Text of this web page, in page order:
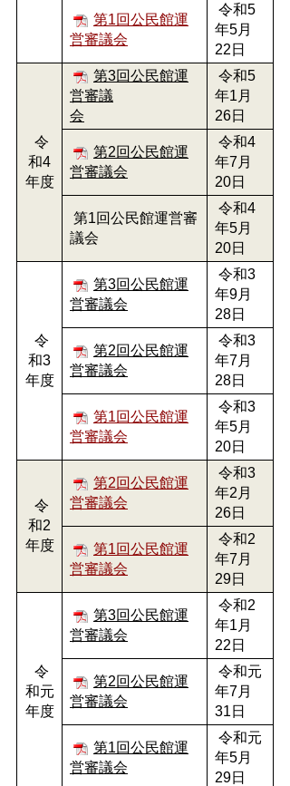
第1回公民館運
営審議会
令和5
年5月
22日
令
和4
年度
第3回公民館運
営審議
会
令和5
年1月
26日
第2回公民館運
営審議会
令和4
年7月
20日
第1回公民館運営審
議会
令和4
年5月
20日
令
和3
年度
第3回公民館運
営審議会
令和3
年9月
28日
第2回公民館運
営審議会
令和3
年7月
28日
第1回公民館運
営審議会
令和3
年5月
20日
令
和2
年度
第2回公民館運
営審議会
令和3
年2月
26日
第1回公民館運
営審議会
令和2
年7月
29日
令
和元
年度
第3回公民館運
営審議会
令和2
年1月
22日
第2回公民館運
営審議会
令和元
年7月
31日
第1回公民館運
営審議会
令和元
年5月
29日